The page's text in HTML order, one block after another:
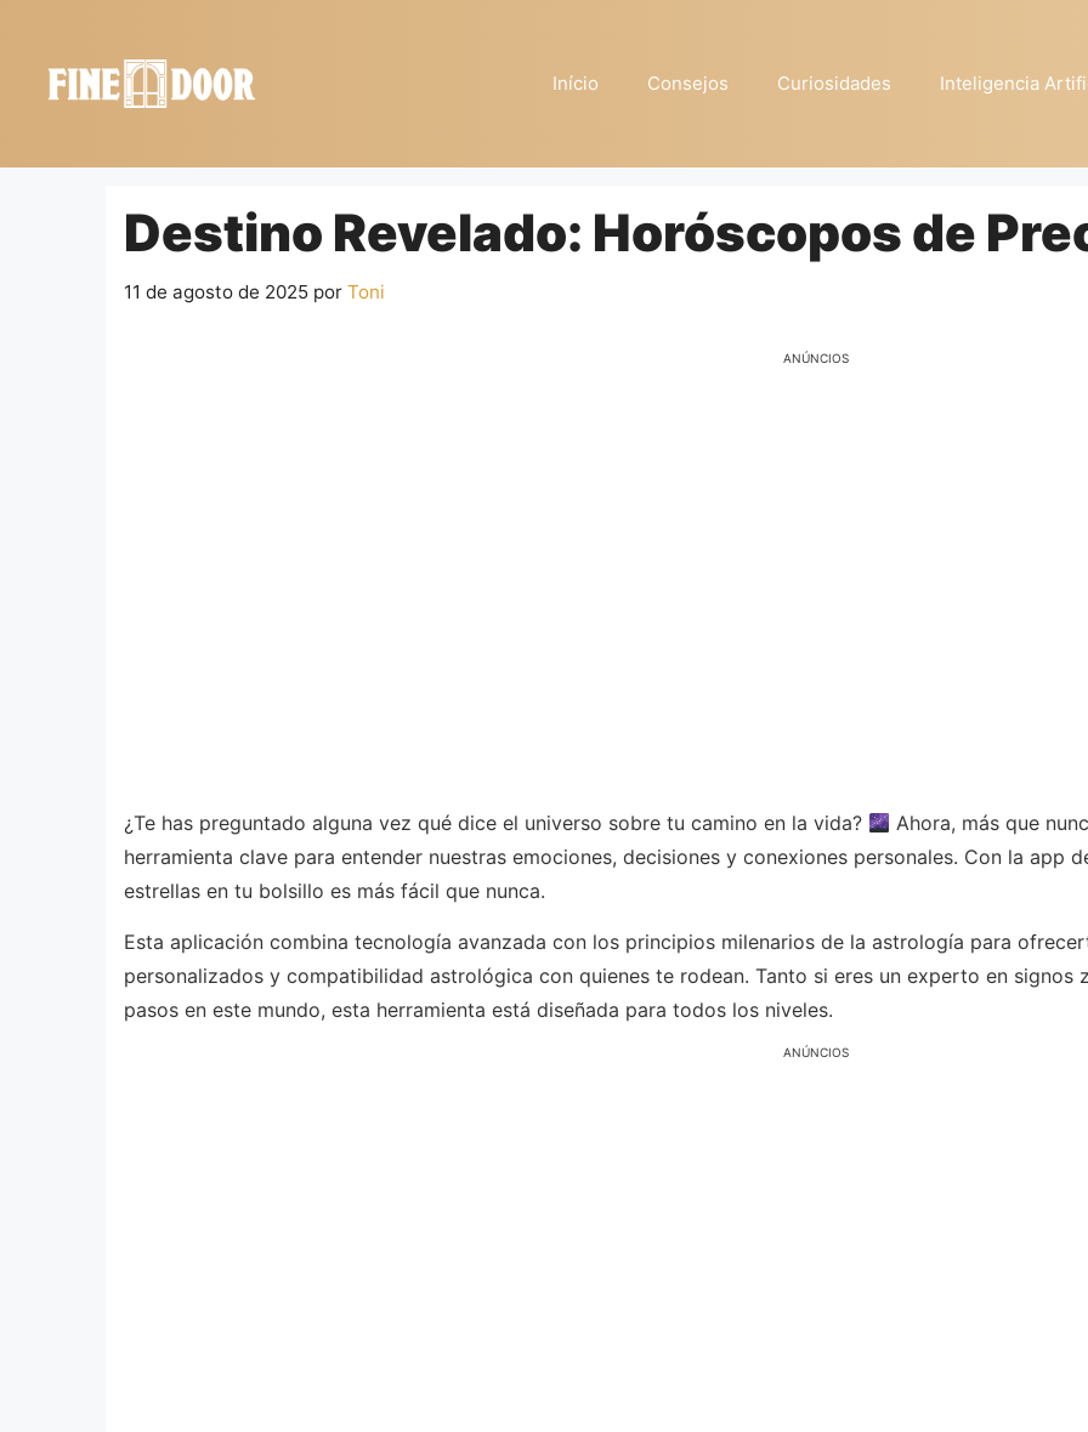
contenido
Início Consejos Curiosidades Inteligencia
Destino Revelado: Horóscopos de
11 de agosto de 2025 por Toni
ANÚNCIOS
¿Te has preguntado alguna vez qué dice el universo sobre tu camino en la vida?
Ahora, más que
herramienta clave para entender nuestras emociones, decisiones y conexiones personales. Con la app
estrellas en tu bolsillo es más fácil que nunca.
Esta aplicación combina tecnología avanzada con los principios milenarios de la astrología para
personalizados y compatibilidad astrológica con quienes te rodean. Tanto si eres un experto en
pasos en este mundo, esta herramienta está diseñada para todos los niveles.
ANÚNCIOS